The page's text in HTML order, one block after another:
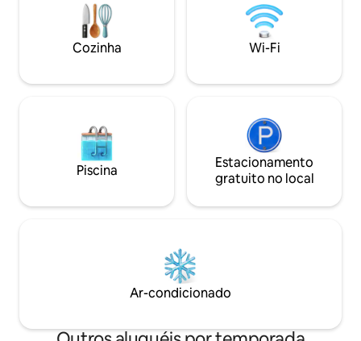
increíbles vistas a Granada y El Realejo.
Todo ventanales y con el techo de
madera abuhardillado, la luz entra a
raudales, creando un espacio único en el
confortable, dispone de un amplio
totalmente equipada con frigorífico,
congelador, microondas, cocina
eléctrica, tostador, hervidor eléctrico,
cafetera eléctrica, utensilios de cocina,
acristalada con vistas a Granada y
muy agradable independiente del salón.
En este apartamento encontramos dos
grandes ventanas, una de ella con
dos baños que componen el
oferecem vistas
área de cozinha-
sala de estar.
incluído.
Cozinha Wi-Fi
Piscina
Estacionamento
gratuito no local
Ar-condicionado